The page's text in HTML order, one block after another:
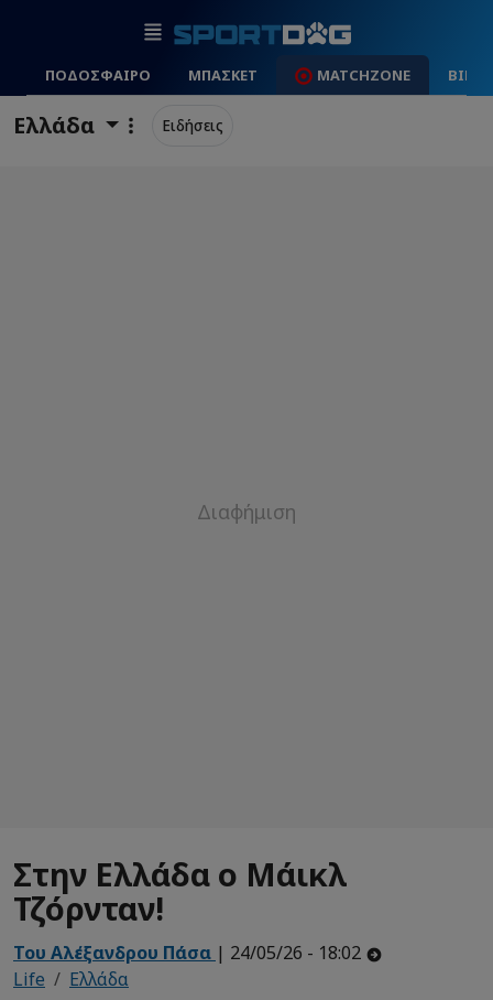
ΠΟΔΟΣΦΑΙΡΟ ΜΠΑΣΚΕΤ MATCHZONE
Ελλάδα Ειδήσεις
Στην Ελλάδα ο Μάικλ
Τζόρνταν!
Του Αλέξανδρου Πάσα | 24/05/26 - 18:02
Life
Ελλάδα